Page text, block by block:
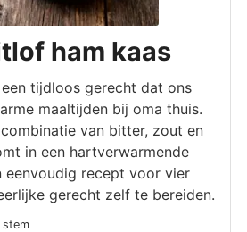
ham kaas
tijdloos gerecht dat ons
maaltijden bij oma thuis.
van bitter, zout en
in een hartverwarmende
eenvoudig recept voor vier
gerecht zelf te bereiden.
stem